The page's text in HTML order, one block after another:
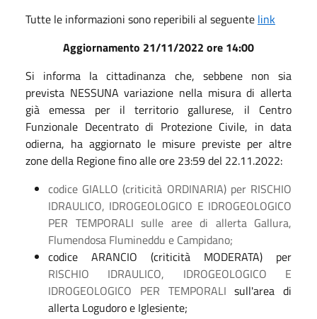
Tutte le informazioni sono reperibili al seguente link
Aggiornamento 21/11/2022 ore 14:00
Si informa la cittadinanza che, sebbene non sia
prevista NESSUNA variazione nella misura di allerta
già emessa per il territorio gallurese, il Centro
Funzionale Decentrato di Protezione Civile, in data
odierna, ha aggiornato le misure previste per altre
zone della Regione fino alle ore 23:59 del 22.11.2022:
codice GIALLO (criticità ORDINARIA) per RISCHIO
IDRAULICO, IDROGEOLOGICO E IDROGEOLOGICO
PER TEMPORALI sulle aree di allerta Gallura,
Flumendosa Flumineddu e Campidano;
codice ARANCIO (criticità MODERATA) per
RISCHIO IDRAULICO, IDROGEOLOGICO E
IDROGEOLOGICO PER TEMPORALI sull'area di
allerta Logudoro e Iglesiente;